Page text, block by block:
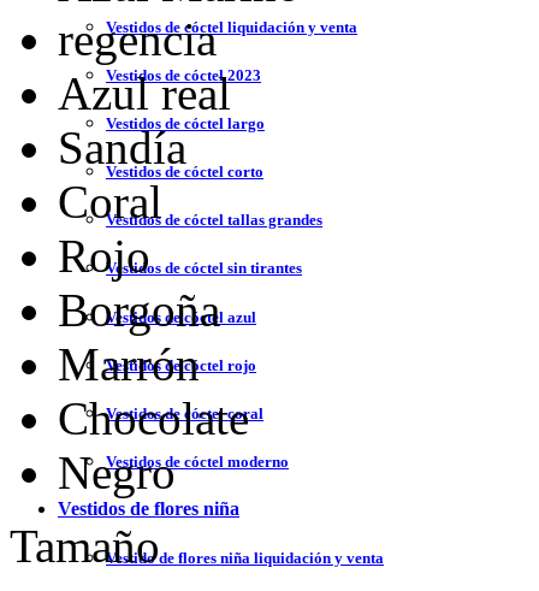
Vestidos de cóctel liquidación y venta
Vestidos de cóctel 2023
Vestidos de cóctel largo
Vestidos de cóctel corto
Vestidos de cóctel tallas grandes
Vestidos de cóctel sin tirantes
Vestidos de cóctel azul
Vestidos de cóctel rojo
Vestidos de cóctel coral
Vestidos de cóctel moderno
Vestidos de flores niña
Vestido de flores niña liquidación y venta
regencia
Azul real
Sandía
Coral
Rojo
Borgoña
Marrón
Chocolate
Negro
Tamaño